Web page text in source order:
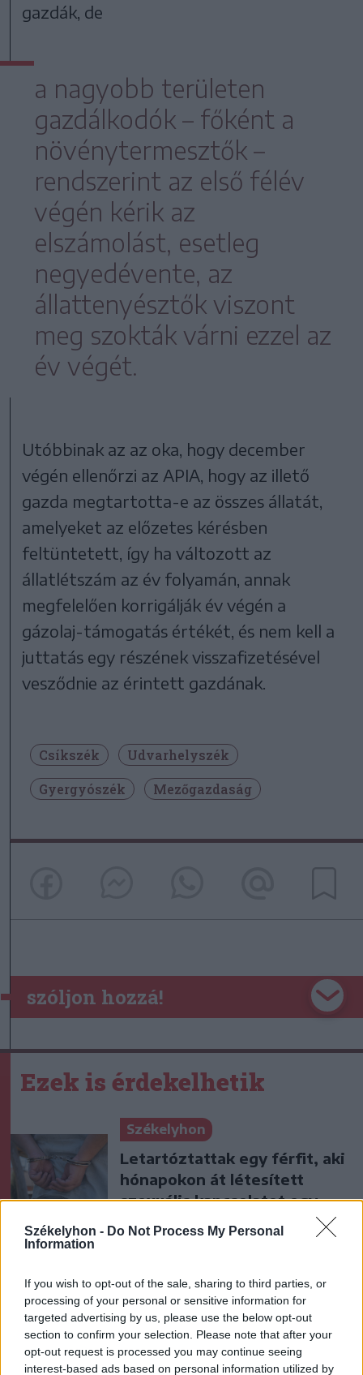
Székelyhon - Do Not Process My Personal
Information
If you wish to opt-out of the sale, sharing to third parties, or
processing of your personal or sensitive information for
targeted advertising by us, please use the below opt-out
section to confirm your selection. Please note that after your
opt-out request is processed you may continue seeing
interest-based ads based on personal information utilized by
gazdák, de
a nagyobb területen
gazdálkodók – főként a
növénytermesztők –
rendszerint az első félév
végén kérik az
elszámolást, esetleg
negyedévente, az
állattenyésztők viszont
meg szokták várni ezzel az
év végét.
Utóbbinak az az oka, hogy december
végén ellenőrzi az APIA, hogy az illető
gazda megtartotta-e az összes állatát,
amelyeket az előzetes kérésben
feltüntetett, így ha változott az
állatlétszám az év folyamán, annak
megfelelően korrigálják év végén a
gázolaj-támogatás értékét, és nem kell a
juttatás egy részének visszafizetésével
vesződnie az érintett gazdának.
Csíkszék
Udvarhelyszék
Gyergyószék
Mezőgazdaság
szóljon hozzá!
Ezek is érdekelhetik
Székelyhon
Letartóztattak egy férfit, aki
hónapokon át létesített
szexuális kapcsolatot egy
kiskorú lánnyal
Kedden választhatják meg
Magyarország új köztársasági
elnökét